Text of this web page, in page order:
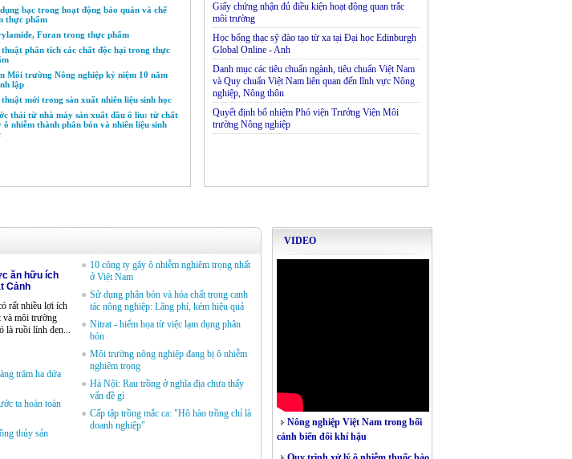
bạc trong hoạt động bảo quản và chế
thực phẩm
Furan trong thực phẩm
phân tích các chất độc hại trong thực
Môi trường Nông nghiệp kỷ niệm 10 năm
lập
mới trong sản xuất nhiên liệu sinh học
thải từ nhà máy sản xuất dầu ô liu: từ chất
ô nhiễm thành phân bón và nhiên liệu sinh
Giấy chứng nhận đủ điều kiện hoạt động quan trắc
môi trường
Học bổng thạc sỹ đào tạo từ xa tại Đại học Edinburgh
Global Online - Anh
Danh mục các tiêu chuẩn ngành, tiêu chuẩn Việt Nam
và Quy chuẩn Việt Nam liên quan đến lĩnh vực Nông
nghiệp, Nông thôn
Quyết định bổ nhiệm Phó viện Trưởng Viện Môi
trường Nông nghiệp
ăn hữu ích
Cảnh
rất nhiều lợi ích
và môi trường
là ruồi lính đen...
trăm ha dứa
ta hoàn toàn
thủy sản
10 công ty gây ô nhiễm nghiêm trọng nhất
ở Việt Nam
Sử dụng phân bón và hóa chất trong canh
tác nông nghiệp: Lãng phí, kém hiệu quả
Nitrat - hiểm họa từ việc lạm dụng phân
bón
Môi trường nông nghiệp đang bị ô nhiễm
nghiêm trọng
Hà Nội: Rau trồng ở nghĩa địa chưa thấy
vấn đề gì
Cấp tập trồng mắc ca: "Hô hào trồng chỉ là
doanh nghiệp"
VIDEO
Nông nghiệp Việt Nam trong bối
cảnh biến đổi khí hậu